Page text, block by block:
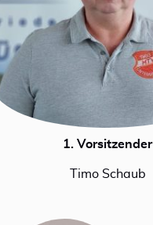
1. Vorsitzender
Timo Schaub